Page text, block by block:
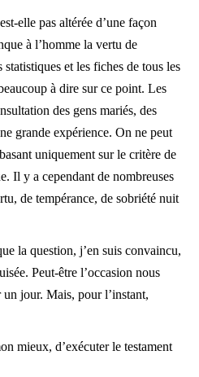
elle pas altérée d’une façon
à l’homme la vertu de
et les fiches de tous les
à dire sur ce point. Les
des gens mariés, des
grande expérience. On ne peut
uniquement sur le critère de
Il y a cependant de nombreuses
de tempérance, de sobriété nuit
la question, j’en suis convaincu,
Peut-être l’occasion nous
jour. Mais, pour l’instant,
mieux, d’exécuter le testament